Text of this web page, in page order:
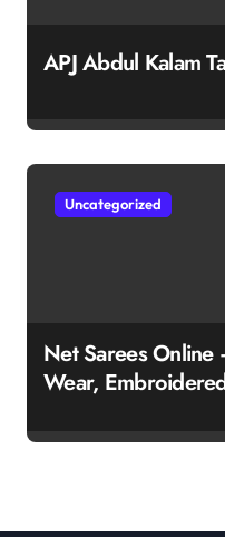
APJ Abdul Kalam
Uncategorized
Net Sarees Online
Wear,